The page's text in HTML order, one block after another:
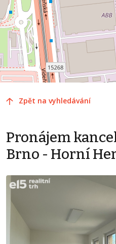
Zpět na vyhledávání
Pronájem
Brno - Horní